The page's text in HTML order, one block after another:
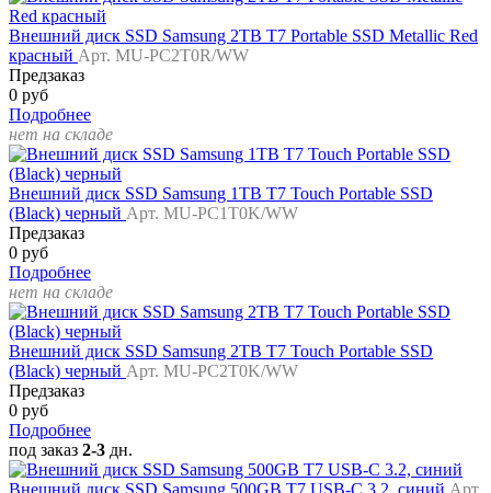
Внешний диск SSD Samsung 2TB T7 Portable SSD Metallic Red
красный Арт. MU-PC2T0R/WW
Предзаказ
0 руб
Подробнее
нет на складе
Внешний диск SSD Samsung 1TB T7 Touch Portable SSD
(Black) черный Арт. MU-PC1T0K/WW
Предзаказ
0 руб
Подробнее
нет на складе
Внешний диск SSD Samsung 2TB T7 Touch Portable SSD
(Black) черный Арт. MU-PC2T0K/WW
Предзаказ
0 руб
Подробнее
под заказ 2-3 дн.